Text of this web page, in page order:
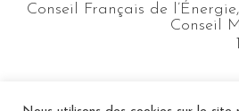
Conseil Français de
Conseil